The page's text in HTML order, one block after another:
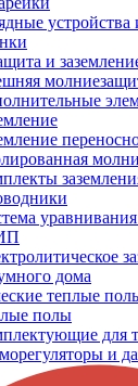
и
дома
теплые
полы
для
и